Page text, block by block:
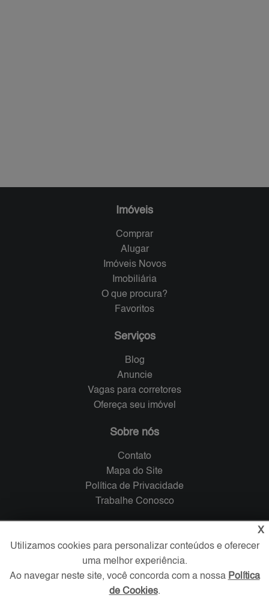
Imóveis
Comprar
Alugar
Imóveis Novos
Imobiliária
O que procura?
Favoritos
Serviços
Blog
Anuncie
Vagas para corretores
Ofereça seu imóvel
Sobre nós
Contato
Mapa do Site
Política de Privacidade
Trabalhe Conosco
Redes Sociais
X
Utilizamos cookies para personalizar conteúdos e oferecer
uma melhor experiência.
Ao navegar neste site, você concorda com a nossa Política
de Cookies.